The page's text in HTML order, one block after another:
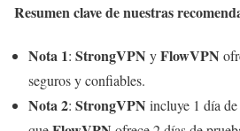
Resumen clave de nuestras
Nota 1: StrongVPN yFlowVPN
seguros y confiables.
Nota 2: StrongVPN incluye 1 día